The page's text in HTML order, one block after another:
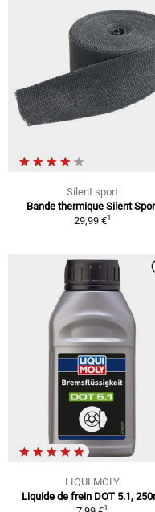
Silent sport
Bande thermique Silent
29,99 €1
LIQUI MOLY
Liquide de frein DOT 5.1,
1